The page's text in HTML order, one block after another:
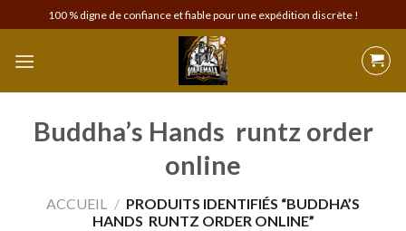
to
content
100 % digne de confiance et fiable pour une expédition discrète !
Buddha’s Hands runtz order
online
ACCUEIL / PRODUITS IDENTIFIÉS “BUDDHA’S
HANDS RUNTZ ORDER ONLINE”